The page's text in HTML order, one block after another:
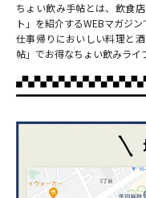
ちょい飲み手帖とは、飲食
ト」を紹介するWEBマガジン
仕事帰りにおいしい料理と
帖」でお得なちょい飲みライ